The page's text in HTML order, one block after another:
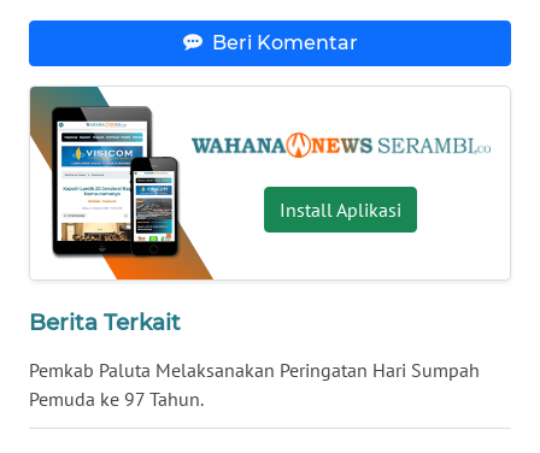
Beri Komentar
Install Aplikasi
Berita Terkait
Pemkab Paluta Melaksanakan Peringatan Hari Sumpah
Pemuda ke 97 Tahun.
WN
KALTENG
WN
KALTARA
WN